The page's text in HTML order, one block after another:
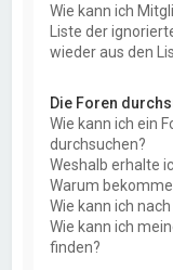
Wie kann ich
Liste der
wieder aus den
Die Foren
Wie kann ich ein
durchsuchen?
Weshalb erhalte
Warum
Wie kann ich
Wie kann ich
finden?